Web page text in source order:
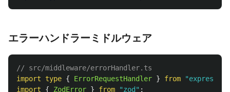
エラーハンドラーミドルウェア
// src/middleware/errorHandler.ts
import
type { ErrorRequestHandler } from "express
import
{ ZodError } from "zod " ;